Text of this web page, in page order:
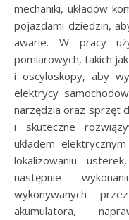
mechaniki, układów
pojazdami dziedzin,
awarie. W pracy
pomiarowych, takich
i oscyloskopy, aby
elektrycy
narzędzia oraz sprzęt
i skuteczne
układem
lokalizowaniu
następnie
wykonywanych
akumulatora,